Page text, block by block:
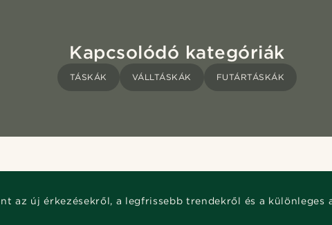
Kapcsolódó kategóriák
TÁSKÁK VÁLLTÁSKÁK FUTÁRTÁSKÁK
az új érkezésekről, a legfrissebb trendekről és a különleges